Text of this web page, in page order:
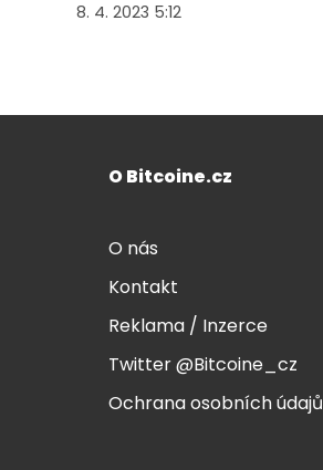
8. 4. 2023 5:12
O Bitcoine.cz
O nás
Kontakt
Reklama / Inzerce
Twitter @Bitcoine_cz
Ochrana osobních údajů